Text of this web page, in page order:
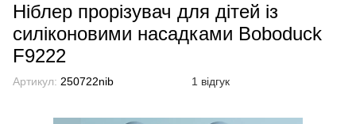
Ніблер прорізувач для дітей із
силіконовими насадками Boboduck
F9222
Артикул: 250722nib 1 відгук